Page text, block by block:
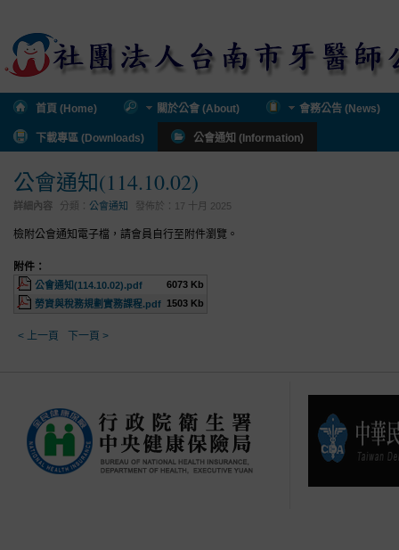
首頁 (Home) 關於公會 (About) 會務公告 (News)
下載專區 (Downloads) 公會通知 (Information)
公會通知(114.10.02)
詳細內容 分類： 公會通知 發佈於： 17 十月 2025
檢附公會通知電子檔，請會員自行至附件瀏覽。
附件：
公會通知(114.10.02).pdf
6073 Kb
勞資與稅務規劃實務課程.pdf 1503 Kb
< 上一頁 下一頁 >